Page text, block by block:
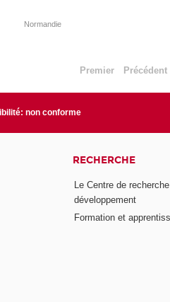
Normandie
Premier Précédent
non conforme
RECHERCHE
Le Centre de
développement
Formation et